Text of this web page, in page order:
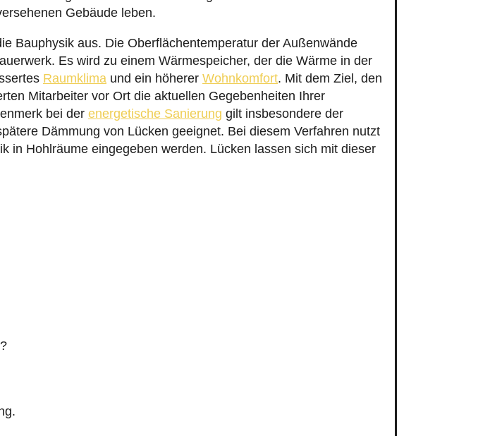
Bauphysik aus. Die Oberflächentemperatur der Außenwände
Es wird zu einem Wärmespeicher, der die Wärme in der
Raumklimaund ein höhererWohnkomfort. Mit dem Ziel, den
Mitarbeiter vor Ort die aktuellen Gegebenheiten Ihrer
bei der energetische Sanierunggilt insbesondere der
Dämmung von Lücken geeignet. Bei diesem Verfahren nutzt
in Hohlräume eingegeben werden. Lücken lassen sich mit dieser